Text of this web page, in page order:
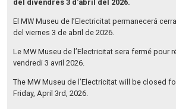
del divendres 3 d'abril del 2026.
El MW Museu de l’Electricitat permanecerá
del viernes 3 de abril de 2026.
Le MW Museu de l’Electricitat sera fermé pour
vendredi 3 avril 2026.
The MW Museu de l’Electricitat will be closed
Friday, April 3rd, 2026.